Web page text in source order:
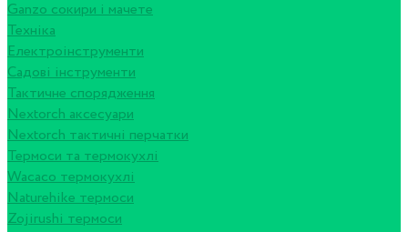
Ganzo сокири і мачете
Техніка
Електроінструменти
Садові інструменти
Тактичне спорядження
Nextorch аксесуари
Nextorch тактичні перчатки
Термоси та термокухлі
Wacaco термокухлі
Naturehike термоси
Zojirushi термоси